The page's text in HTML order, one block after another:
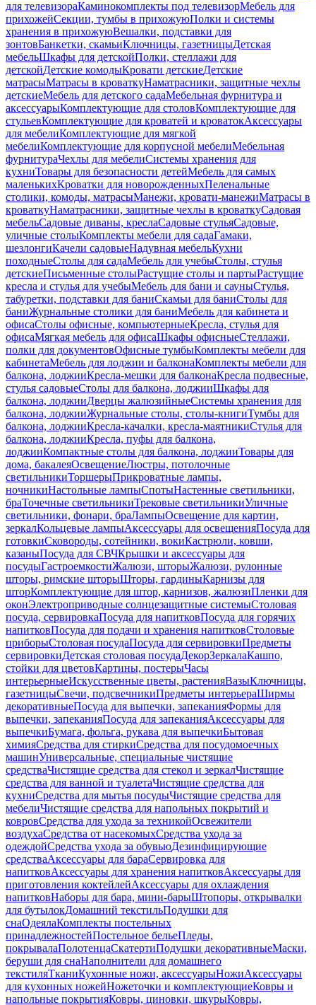
для телевизораКаминокомплекты под телевизорМебель для
прихожейСекции, тумбы в прихожуюПолки и системы
хранения в прихожуюВешалки, подставки для
зонтовБанкетки, скамьиКлючницы, газетницыДетская
мебельШкафы для детскойПолки, стеллажи для
детскойДетские комодыКровати детскиеДетские
матрасыМатрасы в кроваткуНаматрасники, защитные чехлы
детскиеМебель для детского садаМебельная фурнитура и
аксессуарыКомплектующие для столовКомплектующие для
стульевКомплектующие для кроватей и кроватокАксессуары
для мебелиКомплектующие для мягкой
мебелиКомплектующие для корпусной мебелиМебельная
фурнитураЧехлы для мебелиСистемы хранения для
кухниТовары для безопасности детейМебель для самых
маленькихКроватки для новорожденныхПеленальные
столики, комоды, матрасыМанежи, кровати-манежиМатрасы в
кроваткуНаматрасники, защитные чехлы в кроваткуСадовая
мебельСадовые диваны, креслаСадовые стульяСадовые,
уличные столыКомплекты мебели для садаГамаки,
шезлонгиКачели садовыеНадувная мебельКухни
походныеСтолы для садаМебель для учебыСтолы, стулья
детскиеПисьменные столыРастущие столы и партыРастущие
кресла и стулья для учебыМебель для бани и сауныСтулья,
табуретки, подставки для баниСкамьи для баниСтолы для
баниЖурнальные столики для баниМебель для кабинета и
офисаСтолы офисные, компьютерныеКресла, стулья для
офисаМягкая мебель для офисаШкафы офисныеСтеллажи,
полки для документовОфисные тумбыКомплекты мебели для
кабинетаМебель для лоджии и балконаКомплекты мебели для
балкона, лоджииКресла-мешки для балконаКресла подвесные,
стулья садовыеСтолы для балкона, лоджииШкафы для
балкона, лоджииДверцы жалюзийныеСистемы хранения для
балкона, лоджииЖурнальные столы, столы-книгиТумбы для
балкона, лоджииКресла-качалки, кресла-маятникиСтулья для
балкона, лоджииКресла, пуфы для балкона,
лоджииКомпактные столы для балкона, лоджииТовары для
дома, бакалеяОсвещениеЛюстры, потолочные
светильникиТоршерыПрикроватные лампы,
ночникиНастольные лампыСпотыНастенные светильники,
браТочечные светильникиТрековые светильникиУличные
светильники, фонари, браЛампыОсвещение для картин,
зеркалКольцевые лампыАксессуары для освещенияПосуда для
готовкиСковороды, сотейники, вокиКастрюли, ковши,
казаныПосуда для СВЧКрышки и аксессуары для
посудыГастроемкостиЖалюзи, шторыЖалюзи, рулонные
шторы, римские шторыШторы, гардиныКарнизы для
шторКомплектующие для штор, карнизов, жалюзиПленки для
оконЭлектроприводные солнцезащитные системыСтоловая
посуда, сервировкаПосуда для напитковПосуда для горячих
напитковПосуда для подачи и хранения напитковСтоловые
приборыСтоловая посудаПосуда для сервировкиПредметы
сервировкиДетская столовая посудаДекорЗеркалаКашпо,
стойки для цветовКартины, постерыЧасы
интерьерныеИскусственные цветы, растенияВазыКлючницы,
газетницыСвечи, подсвечникиПредметы интерьераШирмы
декоративныеПосуда для выпечки, запеканияФормы для
выпечки, запеканияПосуда для запеканияАксессуары для
выпечкиБумага, фольга, рукава для выпечкиБытовая
химияСредства для стиркиСредства для посудомоечных
машинУниверсальные, специальные чистящие
средстваЧистящие средства для стекол и зеркалЧистящие
средства для ванной и туалетаЧистящие средства для
кухниСредства для мытья посудыЧистящие средства для
мебелиЧистящие средства для напольных покрытий и
ковровСредства для ухода за техникойОсвежители
воздухаСредства от насекомыхСредства ухода за
одеждойСредства ухода за обувьюДезинфицирующие
средстваАксессуары для бараСервировка для
напитковАксессуары для хранения напитковАксессуары для
приготовления коктейлейАксессуары для охлаждения
напитковНаборы для бара, мини-барыШтопоры, открывалки
для бутылокДомашний текстильПодушки для
снаОдеялаКомплекты постельных
принадлежностейПостельное бельеПледы,
покрывалаПолотенцаСкатертиПодушки декоративныеМаски,
беруши для снаНаполнители для домашнего
текстиляТканиКухонные ножи, аксессуарыНожиАксессуары
для кухонных ножейНожеточки и комплектующиеКовры и
напольные покрытияКовры, циновки, шкурыКовры,